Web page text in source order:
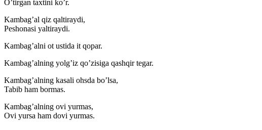
O’tirgan taxtini ko’r.
Kambag’al qiz qaltiraydi,
Peshonasi yaltiraydi.
Kambag’alni ot ustida it qopar.
Kambag’alning yolg’iz qo’zisiga qashqir tegar.
Kambag’alning kasali ohsda bo’lsa,
Tabib ham bormas.
Kambag’alning ovi yurmas,
Ovi yursa ham dovi yurmas.